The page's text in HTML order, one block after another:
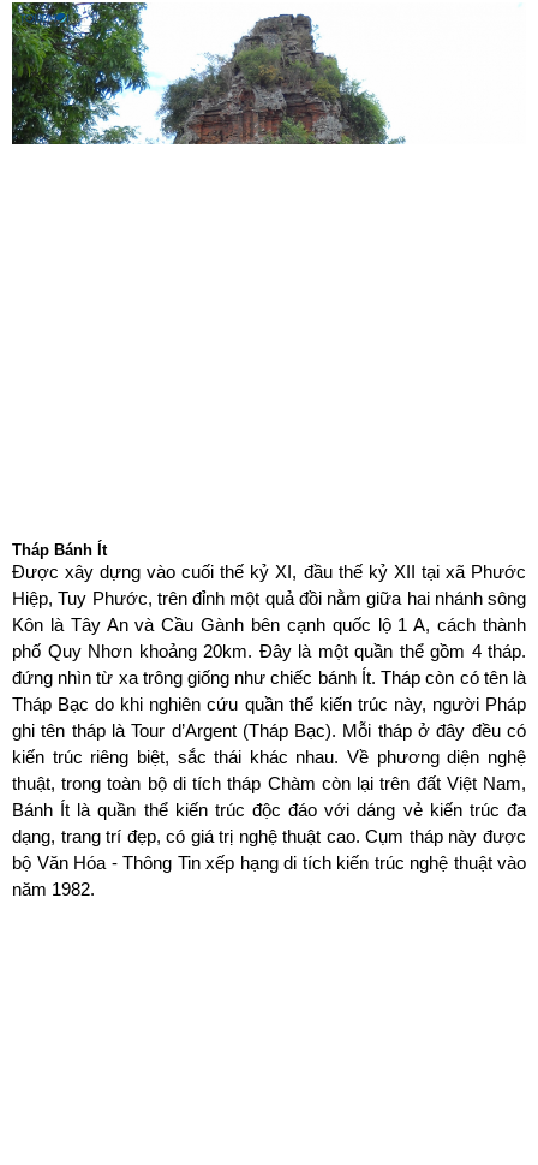
Tháp Bánh Ít
Được xây dựng vào cuối thế kỷ XI, đầu thế kỷ XII tại xã Phước
Hiệp, Tuy Phước, trên đỉnh một quả đồi nằm giữa hai nhánh sông
Kôn là Tây An và Cầu Gành bên cạnh quốc lộ 1 A, cách thành
phố Quy Nhơn khoảng 20km. Đây là một quần thể gồm 4 tháp.
đứng nhìn từ xa trông giống như chiếc bánh Ít. Tháp còn có tên là
Tháp Bạc do khi nghiên cứu quần thể kiến trúc này, người Pháp
ghi tên tháp là Tour d’Argent (Tháp Bạc). Mỗi tháp ở đây đều có
kiến trúc riêng biệt, sắc thái khác nhau. Về phương diện nghệ
thuật, trong toàn bộ di tích tháp Chàm còn lại trên đất Việt Nam,
Bánh Ít là quần thể kiến trúc độc đáo với dáng vẻ kiến trúc đa
dạng, trang trí đẹp, có giá trị nghệ thuật cao. Cụm tháp này được
bộ Văn Hóa - Thông Tin xếp hạng di tích kiến trúc nghệ thuật vào
năm 1982.